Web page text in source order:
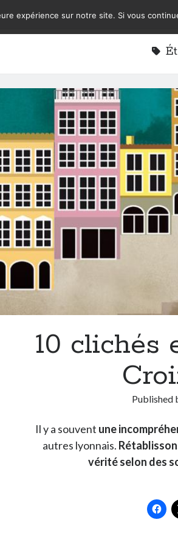
10 clichés
Published
Il y a souvent une
autres lyonnais.
vérité selon des
expérience sur notre site. Si vous